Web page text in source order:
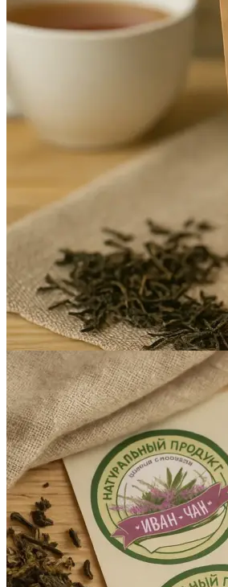
Широкоформатная печать
Типография
Корпоративные сувениры
Тематическая полиграфия
Полиграфические технологии
Онлайн-типография
Печать в копицентре
Печать документов А3/А4
Печать чертежей
Печать плакатов
Печать лекал
Печать на пенокартоне
Печать авторефератов
Печать презентаций
Ещё
Ламинирование документов
Ламинирование документов А4/А3
Ламинирование плакатов
Ламинирование наклеек
Ламинирование фотографий
Ламинирование бумаги
Ламинирование больших форматов
По типу ламинирования
Ещё
Печать проектной документации
Печать документов А3/А4
Копирование документов А3/А4